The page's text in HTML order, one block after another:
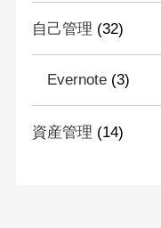
自己管理 (32)
Evernote(3)
資産管理 (14)